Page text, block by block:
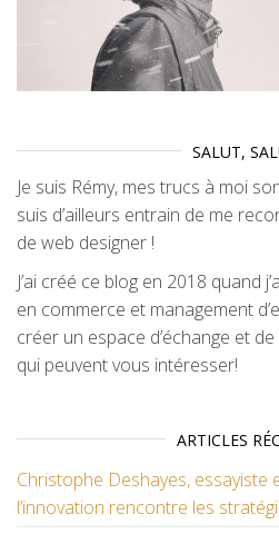
SALUT,
Je suis Rémy, mes trucs à moi
suis d’ailleurs entrain de me
de web designer !
J’ai créé ce blog en 2018 quand
en commerce et management
créer un espace d’échange et
qui peuvent vous intéresser!
ARTICLES
Christophe Deshayes, essayiste
l’innovation rencontre les